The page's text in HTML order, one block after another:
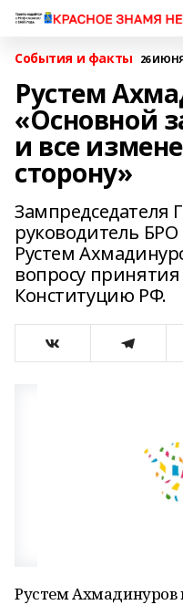
События и факты 26 ИЮНЯ
Рустем
«Основной
и все
сторону»
Зампредседателя
руководитель
Рустем
вопросу
Конституцию РФ.
Рустем Ахмадинуров